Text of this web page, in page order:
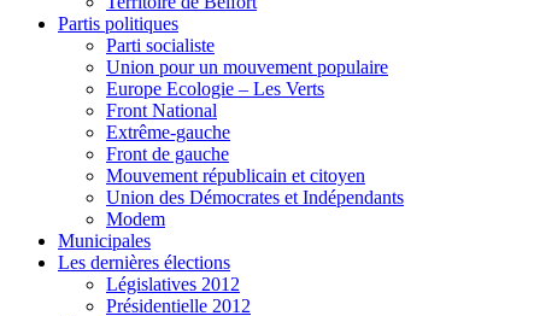
Partis politiques
Parti socialiste
Union pour un mouvement populaire
Europe Ecologie – Les Verts
Front National
Extrême-gauche
Front de gauche
Mouvement républicain et citoyen
Union des Démocrates et Indépendants
Modem
Municipales
Les dernières élections
Législatives 2012
Présidentielle 2012